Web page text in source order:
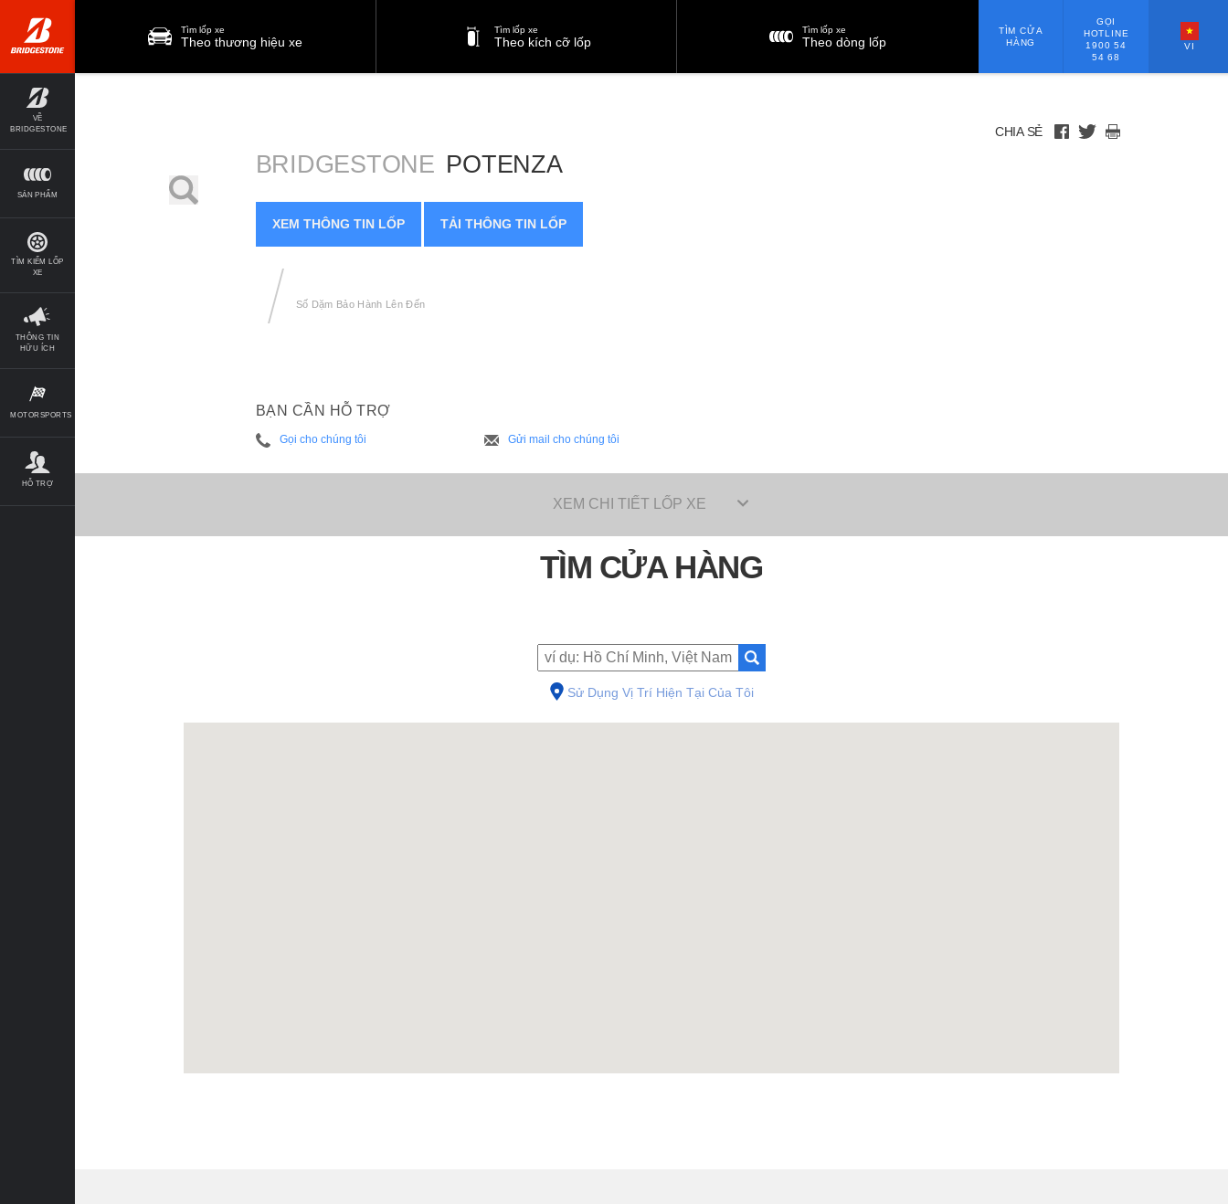
VỀ
BRIDGESTONE
SẢN PHẨM
TÌM KIẾM LỐP
XE
THÔNG TIN
HỮU ÍCH
MOTORSPORTS
HỖ TRỢ
Tìm lốp xe
Theo thương hiệu xe
Tìm lốp xe
Theo kích cỡ lốp
Tìm lốp xe
Theo dòng lốp
TÌM CỬA
HÀNG
GỌI
HOTLINE
1900 54
54 68
VI
CHIA SẺ
BRIDGESTONE POTENZA
XEM THÔNG TIN LỐP TẢI THÔNG TIN LỐP
Số Dặm Bảo Hành Lên Đến
BẠN CẦN HỖ TRỢ
Gọi cho chúng tôi Gửi mail cho chúng tôi
XEM CHI TIẾT LỐP XE
TÌM CỬA HÀNG
Sử Dụng Vị Trí Hiện Tại Của Tôi